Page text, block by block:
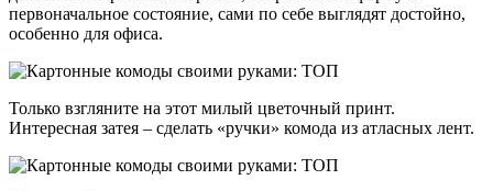
первоначальное состояние, сами по себе выглядят достойно,
особенно для офиса.
Только взгляните на этот милый цветочный принт.
Интересная затея – сделать «ручки» комода из атласных лент.